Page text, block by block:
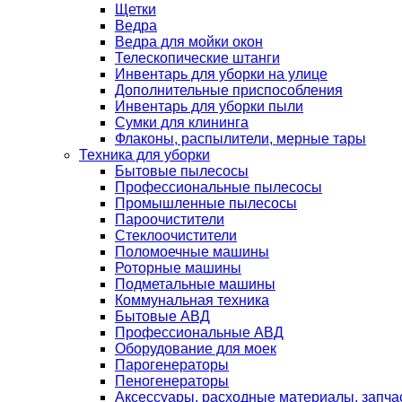
Щетки
Ведра
Ведра для мойки окон
Телескопические штанги
Инвентарь для уборки на улице
Дополнительные приспособления
Инвентарь для уборки пыли
Сумки для клининга
Флаконы, распылители, мерные тары
Техника для уборки
Бытовые пылесосы
Профессиональные пылесосы
Промышленные пылесосы
Пароочистители
Стеклоочистители
Поломоечные машины
Роторные машины
Подметальные машины
Коммунальная техника
Бытовые АВД
Профессиональные АВД
Оборудование для моек
Парогенераторы
Пеногенераторы
Аксессуары, расходные материалы,